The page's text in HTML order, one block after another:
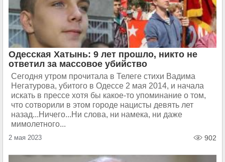
Одесская Хатынь: 9 лет прошло, никто не
ответил за массовое убийство
Сегодня утром прочитала в Телеге стихи Вадима
Негатурова, убитого в Одессе 2 мая 2014, и начала
искать в прессе хотя бы какое-то упоминание о том,
что сотворили в этом городе нацисты девять лет
назад...Ничего...Ни слова, ни намека, ни даже
мимолетного...
2 мая 2023 902